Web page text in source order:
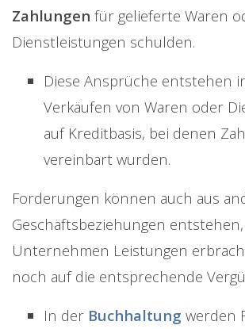
Zahlungen für gelieferte Waren
Dienstleistungen schulden.
Diese Ansprüche entstehen
Verkäufen von Waren oder
auf Kreditbasis, bei denen
vereinbart wurden.
Forderungen können auch aus
Geschäftsbeziehungen
Unternehmen Leistungen
noch auf die entsprechende
In der Buchhaltung werden